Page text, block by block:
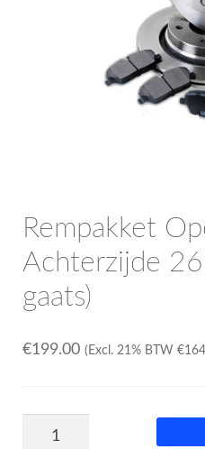
Inloggen / Registreren
Rempakket
Achterzijde
gaats)
€199.00 (Excl. 21% BTW €